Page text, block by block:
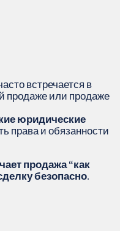
встречается в
продаже или продаже
юридические
права и обязанности
продажа “как
безопасно.